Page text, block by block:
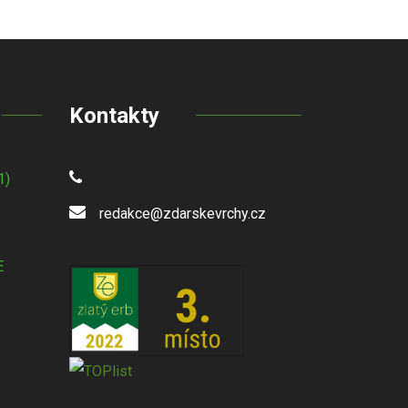
Kontakty
redakce@zdarskevrchy.cz